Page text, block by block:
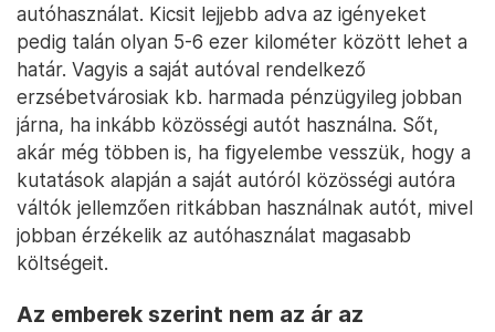
autóhasználat. Kicsit lejjebb adva az igényeket
pedig talán olyan 5-6 ezer kilométer között lehet a
határ. Vagyis a saját autóval rendelkező
erzsébetvárosiak kb. harmada pénzügyileg jobban
járna, ha inkább közösségi autót használna. Sőt,
akár még többen is, ha figyelembe vesszük, hogy a
kutatások alapján a saját autóról közösségi autóra
váltók jellemzően ritkábban használnak autót, mivel
jobban érzékelik az autóhasználat magasabb
költségeit.
Az emberek szerint nem az ár az